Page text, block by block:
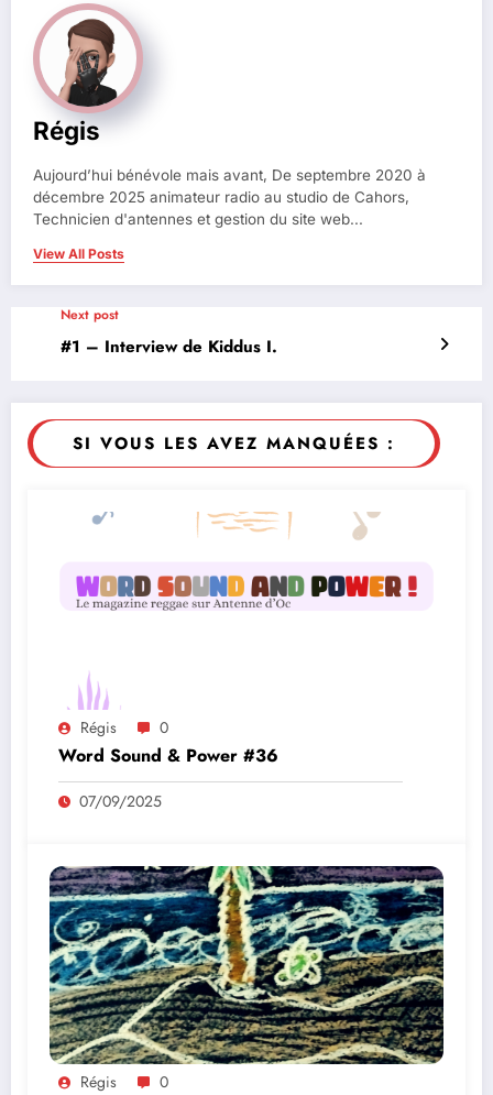
Régis
Aujourd’hui bénévole mais avant, De septembre 2020 à
décembre 2025 animateur radio au studio de Cahors,
Technicien d'antennes et gestion du site web...
View All Posts
Next post
#1 – Interview de Kiddus I.
SI VOUS LES AVEZ MANQUÉES :
Régis 0
Word Sound & Power #36
07/09/2025
Régis 0